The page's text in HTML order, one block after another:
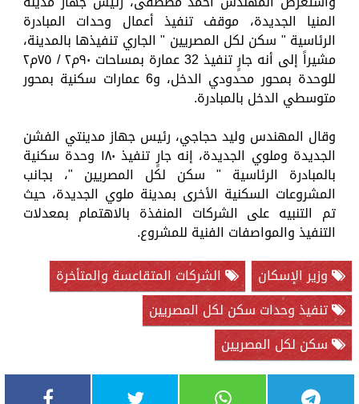
المنيا الجديدة، موقف تنفيذ أعمال وحدات المبادرة
الرئاسية " سكن لكل المصريين " الجاري تنفيذها بالمدينة،
مشيراً إلى أنه جارٍ تنفيذ 32 عمارة بمساحات ٩٠م٢ / ٧٥م٢
للوحدة بمحور محدودي الدخل، و6 عمارات سكنية بمحور
متوسطي الدخل بالمبادرة.
وقال المهندس وليد حجاجي، رئيس جهاز مدينتي الفشن
الجديدة وملوي الجديدة، إنه جارٍ تنفيذ ١٨٠ وحدة سكنية
بالمبادرة الرئاسية " سكن لكل المصريين "، بجانب
المشروعات السكنية الأخرى بمدينة ملوي الجديدة، حيث
تم التنبيه على الشركات المنفذة بالاهتمام بمعدلات
التنفيذ والمواصفات الفنية للمشروع.
وزير الإسكان
الشركات المتقاعسة والمتأخرة
تنفيذ وحدات سكن لكل المصريين
سكن لكل المصريين